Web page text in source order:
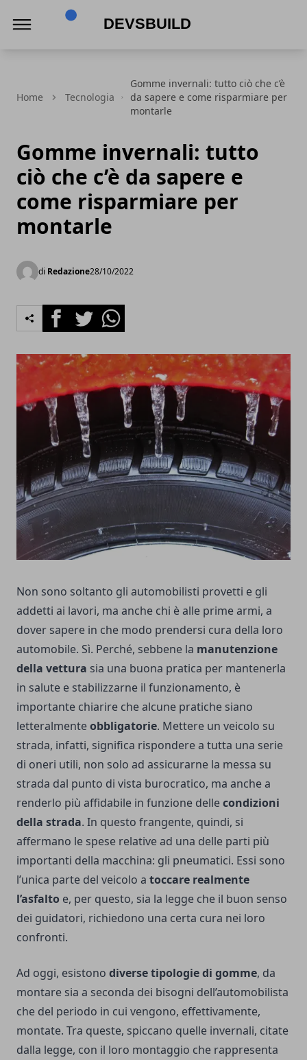
Home Tecnologia
Gomme invernali: tutto ciò che c’è
da sapere e come risparmiare per
montarle
Gomme invernali: tutto
ciò che c’è da sapere e
come risparmiare per
montarle
di Redazione28/10/2022
FacebookTwitterWhatsapp
Non sono soltanto gli automobilisti provetti e gli
addetti ai lavori, ma anche chi è alle prime armi, a
dover sapere in che modo prendersi cura della loro
automobile. Sì. Perché, sebbene la manutenzione
della vettura sia una buona pratica per mantenerla
in salute e stabilizzarne il funzionamento, è
importante chiarire che alcune pratiche siano
letteralmenteobbligatorie. Mettere un veicolo su
strada, infatti, significa rispondere a tutta una serie
di oneri utili, non solo ad assicurarne la messa su
strada dal punto di vista burocratico, ma anche a
renderlo più affidabile in funzione dellecondizioni
della strada. In questo frangente, quindi, si
affermano le spese relative ad una delle parti più
importanti della macchina: gli pneumatici. Essi sono
l’unica parte del veicolo a toccare realmente
l’asfalto e, per questo, sia la legge che il buon senso
dei guidatori, richiedono una certa cura nei loro
confronti.
Ad oggi, esistono diverse tipologie di gomme, da
montare sia a seconda dei bisogni dell’automobilista
che del periodo in cui vengono, effettivamente,
montate. Tra queste, spiccano quelle invernali, citate
dalla legge, con il loro montaggio che rappresenta